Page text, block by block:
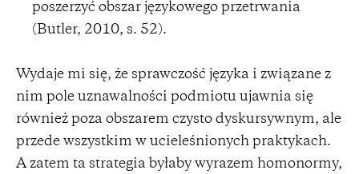
poszerzyć obszar językowego przetrwania
(Butler, 2010, s. 52).
Wydaje mi się, że sprawczość języka i związane z
nim pole uznawalności podmiotu ujawnia się
również poza obszarem czysto dyskursywnym, ale
przede wszystkim w ucieleśnionych praktykach.
A zatem ta strategia byłaby wyrazem homonormy,